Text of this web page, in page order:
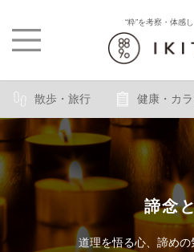
“粋”を考察・体感
散歩・旅行 健康・カ
諦念
道理を悟る心、諦め